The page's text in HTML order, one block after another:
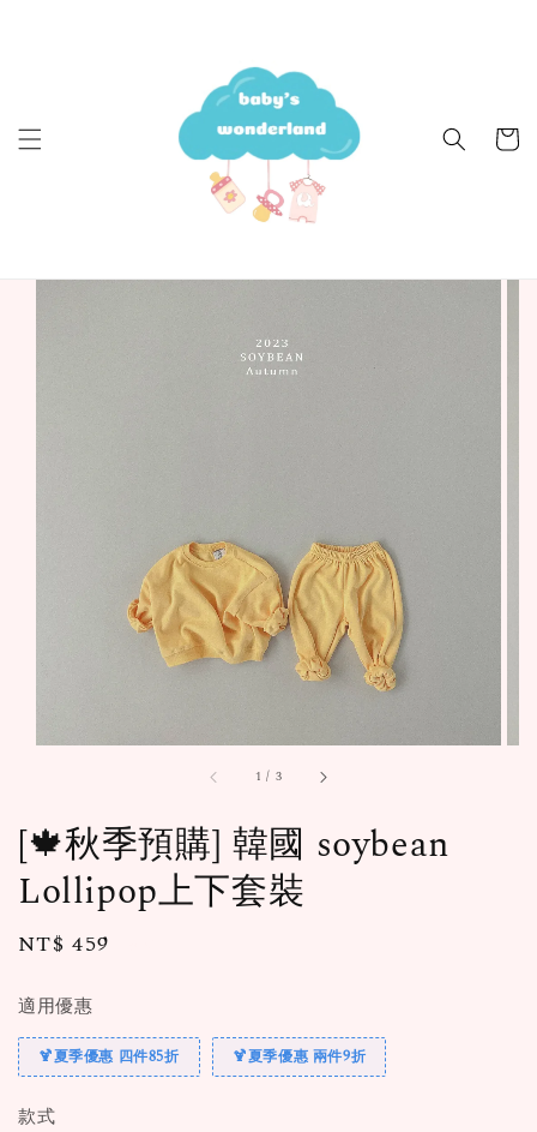
1 / 3
[🍁秋季預購] 韓國 soybean
Lollipop上下套裝
Regular
NT$ 459
適用優惠
🍹夏季優惠 四件85折 🍹夏季優惠 兩件9折
款式